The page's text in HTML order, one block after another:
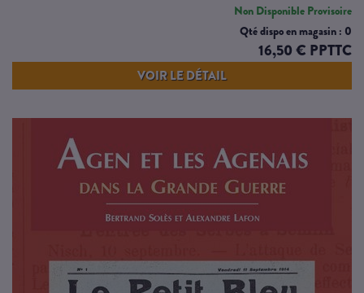
Non Disponible Provisoire
Qté dispo en magasin : 0
16,50 € PPTTC
VOIR LE DÉTAIL